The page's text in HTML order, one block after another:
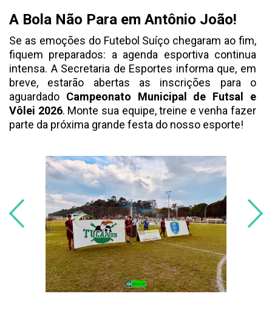
A Bola Não Para em Antônio João!
Se as emoções do Futebol Suíço chegaram ao fim,
fiquem preparados: a agenda esportiva continua
intensa. A Secretaria de Esportes informa que, em
breve, estarão abertas as inscrições para o
aguardado Campeonato Municipal de Futsal e
Vôlei 2026. Monte sua equipe, treine e venha fazer
parte da próxima grande festa do nosso esporte!